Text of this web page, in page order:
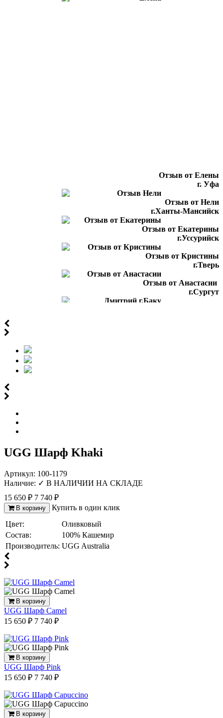
Отзыв от Елены
г. Уфа
Отзыв от Нели
г.Ханты-Мансийск
Отзыв от Екатерины
г.Уссурийск
Отзыв от Кристины
г.Тверь
Отзыв от Анастасии
г.Сургут
UGG Шарф Khaki
Артикул: 100-1179
Наличие: ✓ В НАЛИЧИИ НА СКЛАДЕ
15 650 ₽ 7 740 ₽
В корзину
Купить в один клик
Цвет:
Оливковый
Состав:
100% Кашемир
Производитель: UGG Australia
В корзину
UGG Шарф Camel
15 650 ₽ 7 740 ₽
В корзину
UGG Шарф Pink
15 650 ₽ 7 740 ₽
В корзину